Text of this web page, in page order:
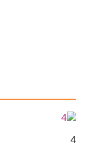
4